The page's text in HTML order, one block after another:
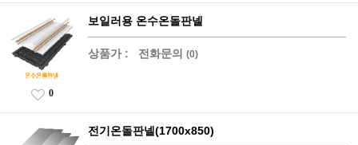
보일러용 온수온돌판넬
상품가 : 전화문의 (0)
0
전기온돌판넬(1700x850)